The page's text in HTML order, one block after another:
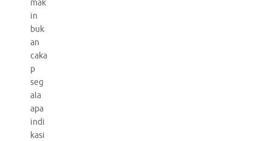
mak
in
buk
an
caka
p
seg
ala
apa
indi
kasi